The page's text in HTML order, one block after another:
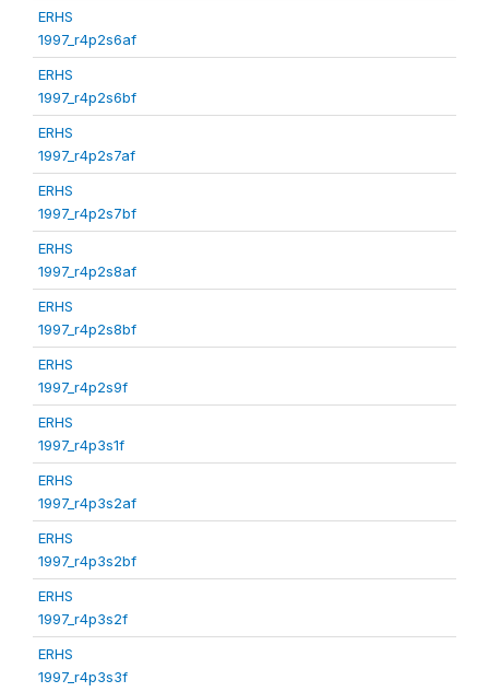
ERHS
1997_r4p2s6af
ERHS
1997_r4p2s6bf
ERHS
1997_r4p2s7af
ERHS
1997_r4p2s7bf
ERHS
1997_r4p2s8af
ERHS
1997_r4p2s8bf
ERHS
1997_r4p2s9f
ERHS
1997_r4p3s1f
ERHS
1997_r4p3s2af
ERHS
1997_r4p3s2bf
ERHS
1997_r4p3s2f
ERHS
1997_r4p3s3f